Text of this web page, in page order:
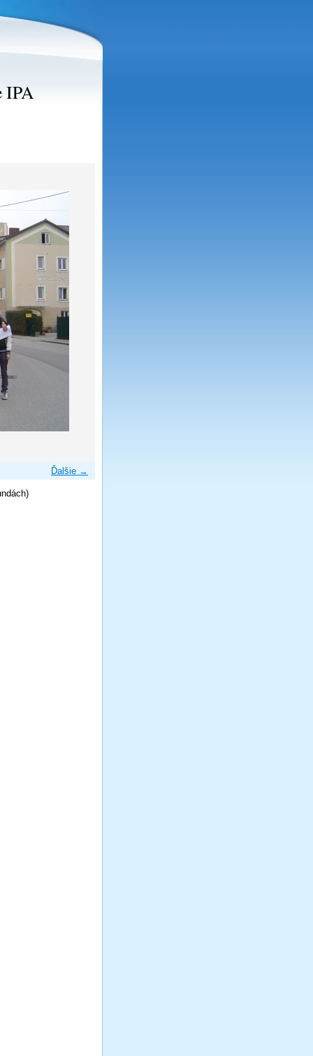
IPA
Ďalšie →